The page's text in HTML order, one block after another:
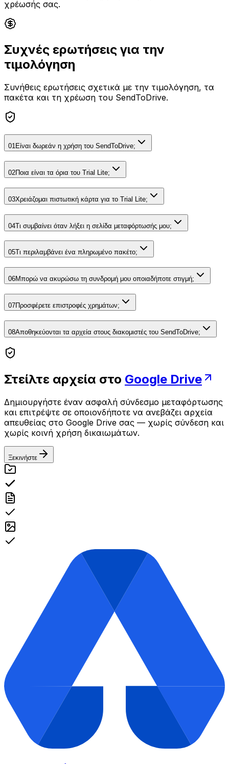
χρέωσής σας.
Συχνές ερωτήσεις για την
τιμολόγηση
Συνήθεις ερωτήσεις σχετικά με την τιμολόγηση, τα
πακέτα και τη χρέωση του SendToDrive.
01Είναι δωρεάν η χρήση του SendToDrive;
02Ποια είναι τα όρια του Trial Lite;
03Χρειάζομαι πιστωτική κάρτα για το Trial Lite;
04Τι συμβαίνει όταν λήξει η σελίδα μεταφόρτωσής μου;
05Τι περιλαμβάνει ένα πληρωμένο πακέτο;
06Μπορώ να ακυρώσω τη συνδρομή μου οποιαδήποτε στιγμή;
07Προσφέρετε επιστροφές χρημάτων;
08Αποθηκεύονται τα αρχεία στους διακομιστές του SendToDrive;
Στείλτε αρχεία στο Google Drive
Δημιουργήστε έναν ασφαλή σύνδεσμο μεταφόρτωσης
και επιτρέψτε σε οποιονδήποτε να ανεβάζει αρχεία
απευθείας στο Google Drive σας — χωρίς σύνδεση και
χωρίς κοινή χρήση δικαιωμάτων.
Ξεκινήστε